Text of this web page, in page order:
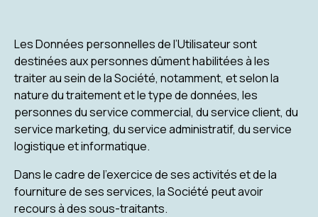
Les Données personnelles de l’Utilisateur sont
destinées aux personnes dûment habilitées à les
traiter au sein de la Société, notamment, et selon la
nature du traitement et le type de données, les
personnes du service commercial, du service client, du
service marketing, du service administratif, du service
logistique et informatique.
Dans le cadre de l’exercice de ses activités et de la
fourniture de ses services, la Société peut avoir
recours à des sous-traitants.